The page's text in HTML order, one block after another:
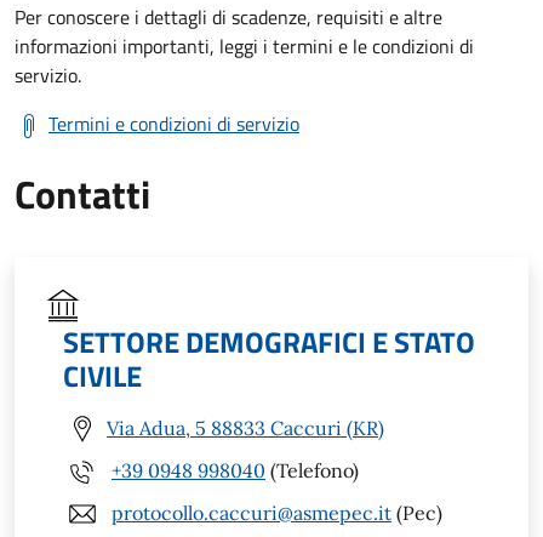
Per conoscere i dettagli di scadenze, requisiti e altre
informazioni importanti, leggi i termini e le condizioni di
servizio.
Termini e condizioni di servizio
Contatti
SETTORE DEMOGRAFICI E STATO
CIVILE
Via Adua, 5 88833 Caccuri (KR)
+39 0948 998040 (Telefono)
protocollo.caccuri@asmepec.it (Pec)